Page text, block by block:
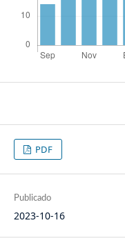
PDF
Publicado
2023-10-16